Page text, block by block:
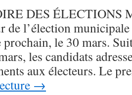
DES ÉLECTIONS
de l’élection
le 30 mars.
les candidats
aux électeurs. Le
→